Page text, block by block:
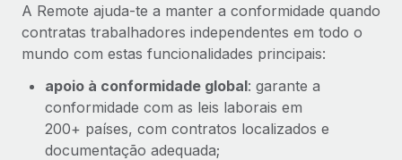
A Remote ajuda-te a manter a conformidade quando
contratas trabalhadores independentes em todo o
mundo com estas funcionalidades principais:
apoio à conformidade global: garante a
conformidade com as leis laborais em
200+ países, com contratos localizados e
documentação adequada;